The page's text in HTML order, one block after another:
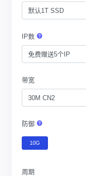
默认1T SSD
IP数
免费赠送5个IP
带宽
30M CN2
防御
10G
周期